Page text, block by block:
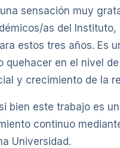
sensación muy
as del Instituto,
estos tres años. Es
quehacer en el nivel
y crecimiento de la
bien este trabajo es
continuo
Universidad.